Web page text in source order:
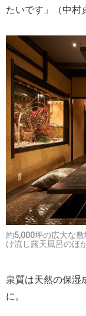
たいです」（中村
約5,000坪の広大な
け流し露天風呂のほ
泉質は天然の保湿
に。